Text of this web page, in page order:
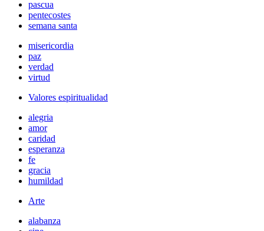
pascua
pentecostes
semana santa
misericordia
paz
verdad
virtud
Valores espiritualidad
alegria
amor
caridad
esperanza
fe
gracia
humildad
Arte
alabanza